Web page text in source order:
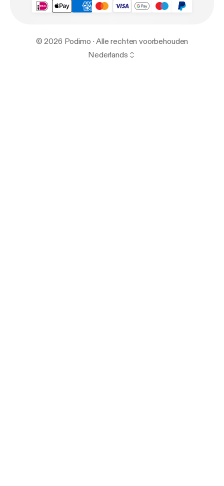
© 2026 Podimo · Alle rechten voorbehouden
Nederlands